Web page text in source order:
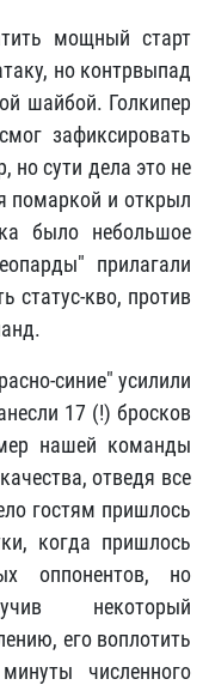
мощный старт
но контрвыпад
шайбой. Голкипер
зафиксировать
но сути дела это не
помаркой и открыл
было небольшое
прилагали
статус-кво, против
синие" усилили
17 (!) бросков
нашей команды
отведя все
гостям пришлось
когда пришлось
оппонентов, но
некоторый
его воплотить
численного